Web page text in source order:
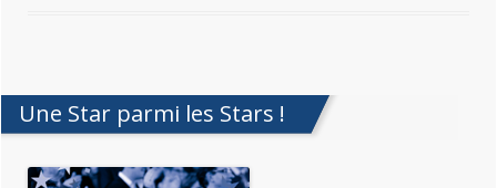
Une Star parmi les Stars !